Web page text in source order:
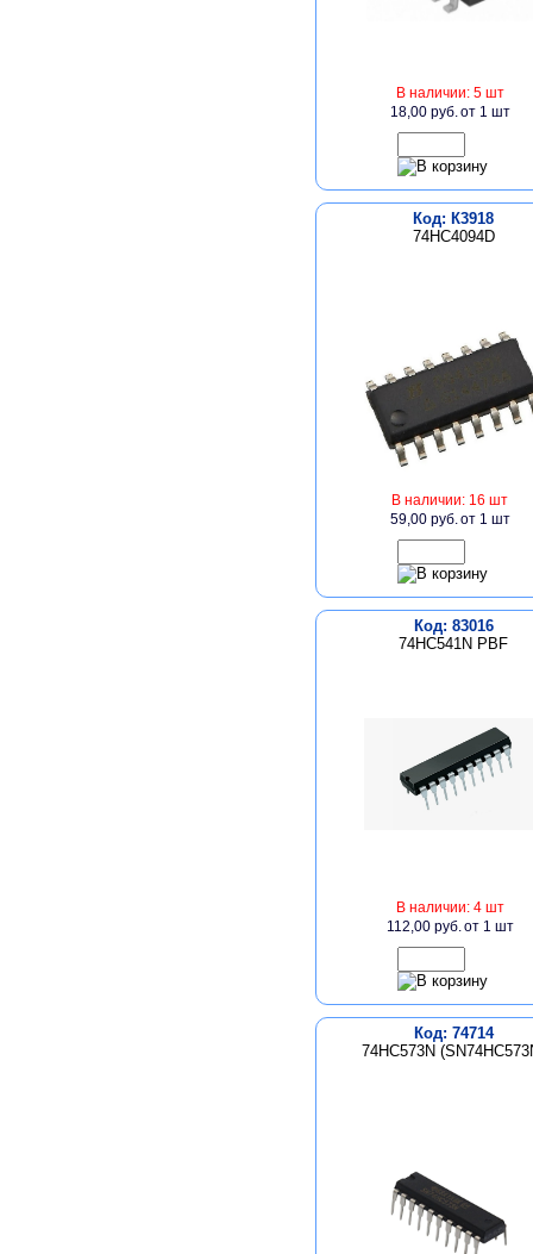
В наличии: 5 шт
18,00 руб.от 1 шт
Код: К3918
74HC4094D
В наличии: 16 шт
59,00 руб.от 1 шт
Код: 83016
74HC541N PBF
В наличии: 4 шт
112,00 руб.от 1 шт
Код: 74714
74HC573N